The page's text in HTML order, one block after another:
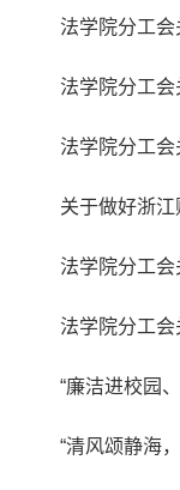
法学院分工
法学院分工
法学院分工
关于做好浙
法学院分工会
法学院分工
“廉洁进校园
“清风颂静海